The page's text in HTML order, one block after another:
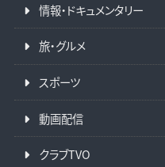
情報・ドキュメンタリー
旅・グルメ
スポーツ
動画配信
クラブTVO